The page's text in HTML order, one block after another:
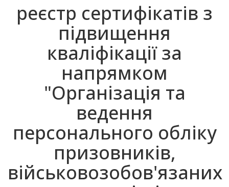
реєстр сертифікатів з
підвищення
кваліфікації за
напрямком
"Організація та
ведення
персонального обліку
призовників,
військовозобов'язаних